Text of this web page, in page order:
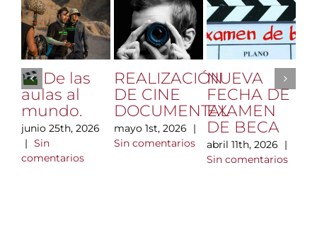
De las
aulas al
mundo.
junio 25th, 2026
| Sin
comentarios
REALIZACIÓN
DE CINE
DOCUMENTAL
mayo 1st, 2026
|
Sin comentarios
NUEVA
FECHA DE
EXAMEN
DE BECA
abril 11th, 2026
|
Sin comentarios